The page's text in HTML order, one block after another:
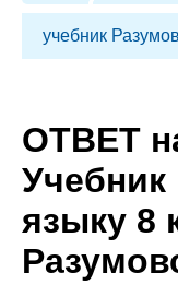
учебник
ОТВЕТ
Учебник
языку 8